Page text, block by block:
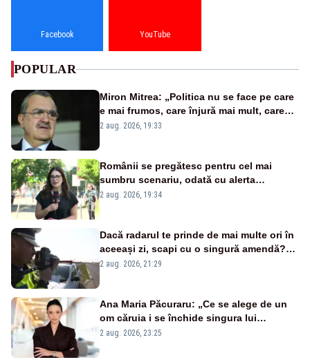
Facebook YouTube
POPULAR
Miron Mitrea: „Politica nu se face pe care
e mai frumos, care înjură mai mult, care
țipă mai tare, ci pe proiecte”
2 aug. 2026, 19:33
Românii se pregătesc pentru cel mai
sumbru scenariu, odată cu alerta
energetică
2 aug. 2026, 19:34
Dacă radarul te prinde de mai multe ori în
aceeași zi, scapi cu o singură amendă?
Ce spune legea
2 aug. 2026, 21:29
Ana Maria Păcuraru: „Ce se alege de un
om căruia i se închide singura lui
portiță?”
2 aug. 2026, 23:25